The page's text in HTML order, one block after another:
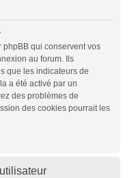
qui conservent vos
au forum. Ils
que les indicateurs de
a été activé par un
des problèmes de
des cookies pourrait les